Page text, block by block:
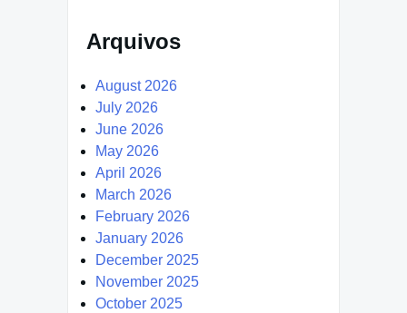
Arquivos
August 2026
July 2026
June 2026
May 2026
April 2026
March 2026
February 2026
January 2026
December 2025
November 2025
October 2025